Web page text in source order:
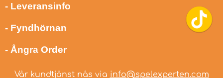
- Leveransinfo
- Fyndhörnan
- Ångra Order
Vår kundtjänst nås via info@spelexperten.com